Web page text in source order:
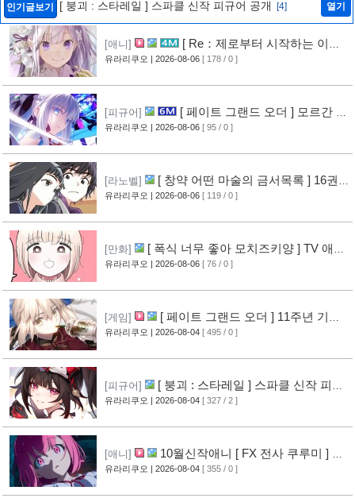
인기글보기 [ 붕괴 : 스타레일 ] 스파클 신작 피규어 공개 [4] 열기
[애니]
[ Re：제로부터 시작하는 이세
계 생활 ] 4기 탈환편 PV 영상 공개
유라리쿠오 | 2026-08-06 [ 178 / 0 ]
[피규어]
[ 페이트 그랜드 오더 ] 모르간 르
페이 신작 피규어 공개 [1]
유라리쿠오 | 2026-08-06 [ 95 / 0 ]
[라노벨]
[ 창약 어떤 마술의 금서목록 ] 16권
표지 공개
[2]
유라리쿠오 | 2026-08-06 [ 119 / 0 ]
[만화]
[ 폭식 너무 좋아 모치즈키양 ] TV 애니
메이션화 결정 [2]
유라리쿠오 | 2026-08-06 [ 76 / 0 ]
[게임]
[ 페이트 그랜드 오더 ] 11주년 기념
영상 공개
[6]
유라리쿠오 | 2026-08-04 [ 495 / 0 ]
[피규어]
[ 붕괴 : 스타레일 ] 스파클 신작 피규
어 공개
[4]
유라리쿠오 | 2026-08-04 [ 327 / 2 ]
[애니]
10월신작애니 [ FX 전사 쿠루미 ] PV
영상 공개
[5]
유라리쿠오 | 2026-08-04 [ 355 / 0 ]